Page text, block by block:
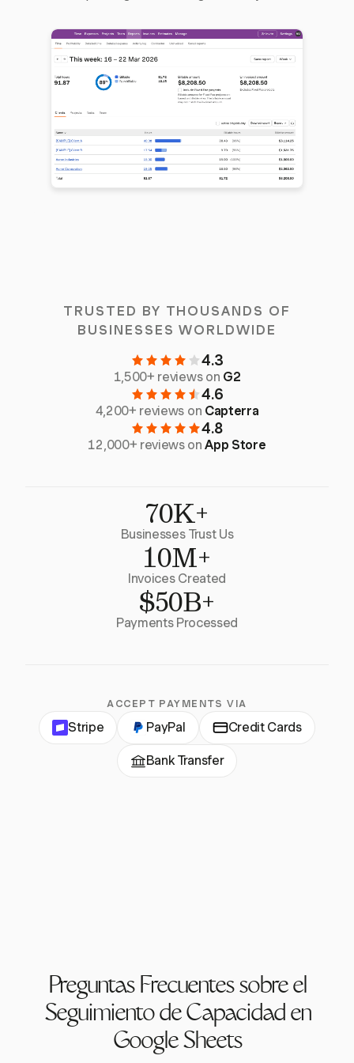
TRUSTED BY THOUSANDS OF
BUSINESSES WORLDWIDE
4.3
1,500+ reviews on G2
4.6
4,200+ reviews on Capterra
4.8
12,000+ reviews onApp Store
70K+
Businesses Trust Us
10M+
Invoices Created
$50B+
Payments Processed
ACCEPT PAYMENTS VIA
Stripe PayPal Credit Cards
Bank Transfer
Preguntas Frecuentes sobre el
Seguimiento de Capacidad en
Google Sheets